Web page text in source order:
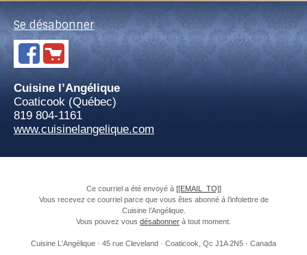
Se désabonner
Cuisine l’Angélique
Coaticook (Québec)
819 804-1161
www.cuisinelangelique.com
Ce courriel a été envoyé à [[EMAIL_TO]]
Vous recevez ce courriel parce que vous êtes abonné à l’infolettre de
Cuisine l’Angélique.
Vous pouvez vous désabonner à tout moment.
Cuisine L'Angélique · 45 rue Cleveland · Coaticook, Qc J1A 2N5 · Canada